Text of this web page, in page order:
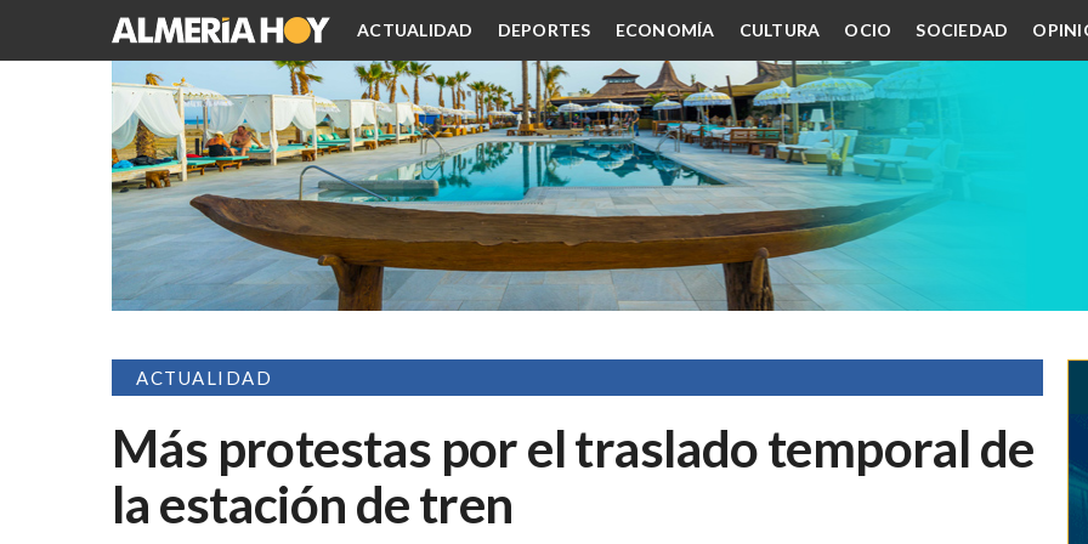
ACTUALIDAD DEPORTES ECONOMÍA CULTURA OCIO SOCIEDAD
ACTUALIDAD
Más protestas por el traslado temporal de
la estación de tren